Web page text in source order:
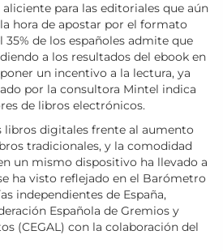
para las editoriales que aún
hora de apostar por el formato
35% de los españoles admite que
a los resultados del ebook en
un incentivo a la lectura, ya
por la consultora Mintel indica
de libros electrónicos.
libros digitales frente al aumento
tradicionales, y la comodidad
un mismo dispositivo ha llevado a
ha visto reflejado en el Barómetro
independientes de España,
Española de Gremios y
(CEGAL) con la colaboración del